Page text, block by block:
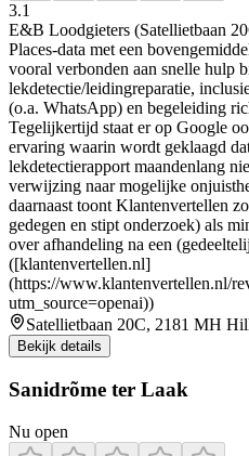
3.1
E&B Loodgieters (Satellietbaan
Places-data met een
vooral verbonden aan snelle hulp
lekdetectie/leidingreparatie,
(o.a. WhatsApp) en begeleiding
Tegelijkertijd staat er op Google
ervaring waarin wordt geklaagd
lekdetectierapport maandenlang
verwijzing naar mogelijke
daarnaast toont Klantenvertellen
gedegen en stipt onderzoek) als
over afhandeling na een
([klantenvertellen.nl]
(https://www.klantenvertellen.nl/
utm_source=openai))
Satellietbaan 20C, 2181 MH
Bekijk details
Sanidrõme ter Laak
Nu open